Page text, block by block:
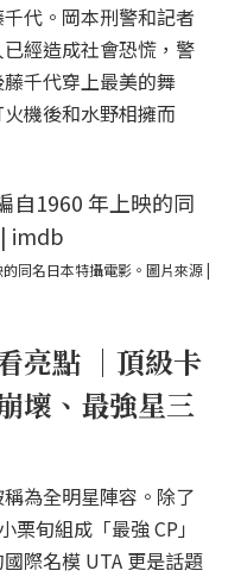
代。岡本刑警和記者
經造成社會恐慌，警
千代穿上最美的舞
機後和水野相擁而
同名日本特攝電影。圖片來源 |
亮點 ｜頂級卡
壞、最強星三
為全明星陣容。除了
旬組成「最強 CP」
際名模 UTA 更是話題